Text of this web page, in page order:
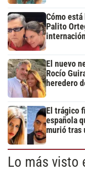
Cómo
Palito
internación
El nuevo
Rocío
heredero
El trágico
española
murió tras
Lo más visto